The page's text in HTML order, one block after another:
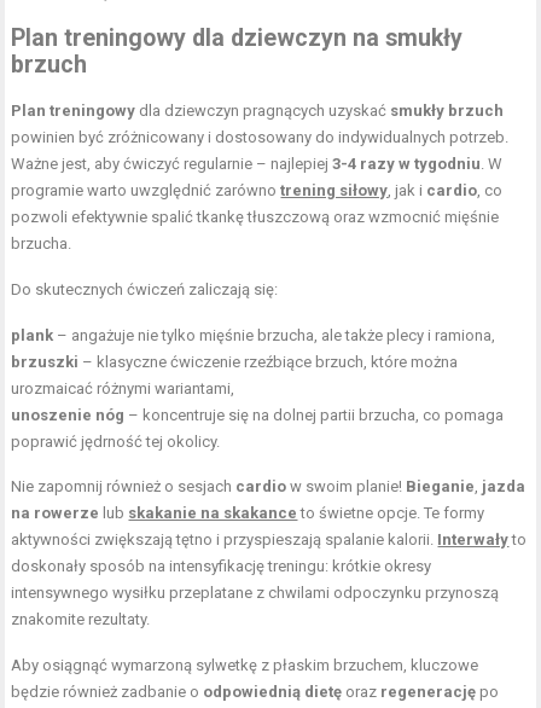
Plan treningowy dla dziewczyn na smukły
brzuch
Plan treningowy dla dziewczyn pragnących uzyskać smukły brzuch
powinien być zróżnicowany i dostosowany do indywidualnych potrzeb.
Ważne jest, aby ćwiczyć regularnie – najlepiej3-4 razy w tygodniu. W
programie warto uwzględnić zarównotrening siłowy, jak i cardio, co
pozwoli efektywnie spalić tkankę tłuszczową oraz wzmocnić mięśnie
brzucha.
Do skutecznych ćwiczeń zaliczają się:
plank – angażuje nie tylko mięśnie brzucha, ale także plecy i ramiona,
brzuszki – klasyczne ćwiczenie rzeźbiące brzuch, które można
urozmaicać różnymi wariantami,
unoszenie nóg – koncentruje się na dolnej partii brzucha, co pomaga
poprawić jędrność tej okolicy.
Nie zapomnij również o sesjach cardio w swoim planie! Bieganie, jazda
na rowerze lub skakanie na skakance to świetne opcje. Te formy
aktywności zwiększają tętno i przyspieszają spalanie kalorii. Interwałyto
doskonały sposób na intensyfikację treningu: krótkie okresy
intensywnego wysiłku przeplatane z chwilami odpoczynku przynoszą
znakomite rezultaty.
Aby osiągnąć wymarzoną sylwetkę z płaskim brzuchem, kluczowe
będzie również zadbanie o odpowiednią dietę oraz regenerację po